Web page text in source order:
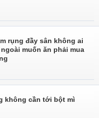
rụng đầy sân không ai
muốn ăn phải mua
không cần tới bột mì